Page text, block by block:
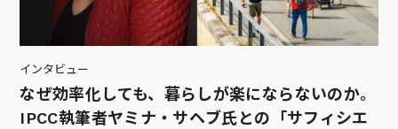
インタビュー
なぜ効率化しても、暮らしが楽にならないのか。
IPCC執筆者ヤミナ・サヘブ氏との「サフィシエ